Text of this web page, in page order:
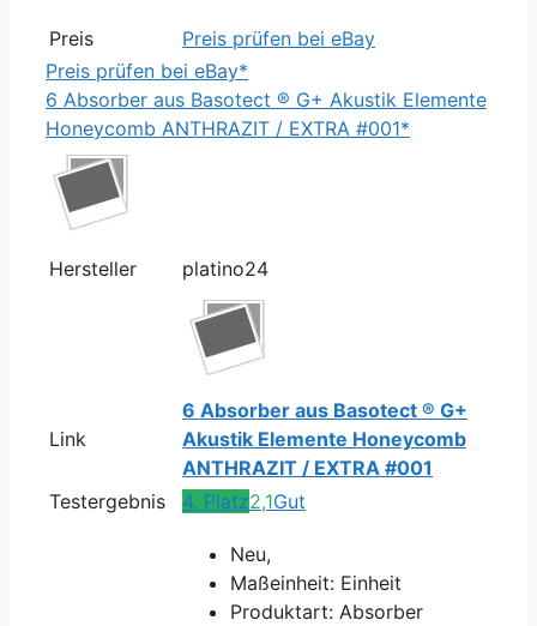
Preis
Preis prüfen bei eBay
Preis prüfen bei eBay*
6 Absorber aus Basotect ® G+ Akustik Elemente
Honeycomb ANTHRAZIT / EXTRA #001*
Hersteller platino24
Link
6 Absorber aus Basotect ® G+
Akustik Elemente Honeycomb
ANTHRAZIT / EXTRA #001
Testergebnis
4. Platz2,1Gut
Neu,
Maßeinheit: Einheit
Produktart: Absorber